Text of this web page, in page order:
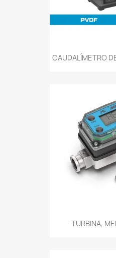
CAUDALÍMETRO
TURBINA,